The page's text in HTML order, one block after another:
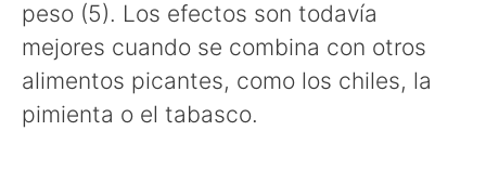
peso (5). Los efectos son todavía
mejores cuando se combina con otros
alimentos picantes, como los chiles, la
pimienta o el tabasco.